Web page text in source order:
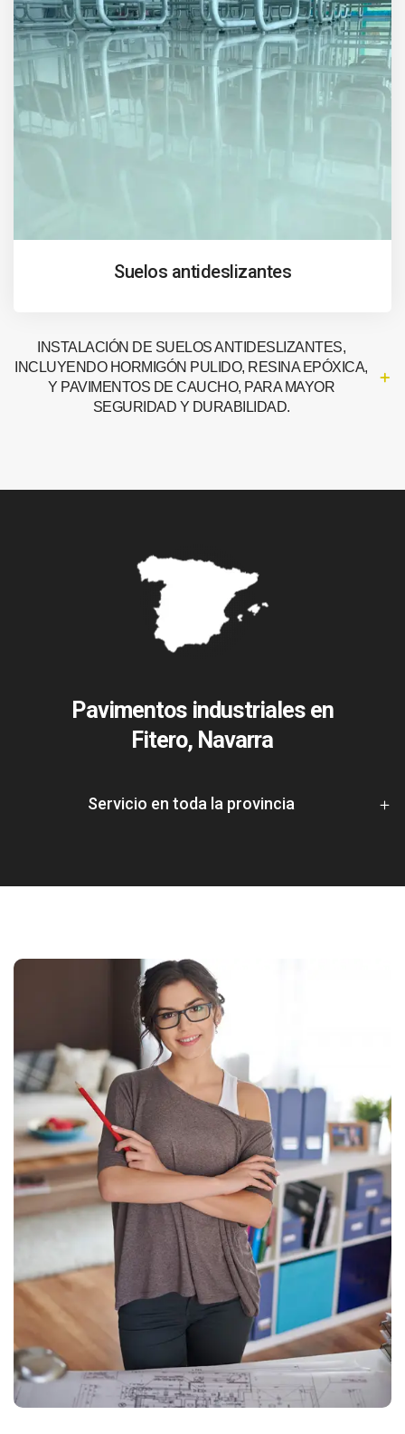
Suelos antideslizantes
INSTALACIÓN DE SUELOS ANTIDESLIZANTES,
INCLUYENDO HORMIGÓN PULIDO, RESINA EPÓXICA,
Y PAVIMENTOS DE CAUCHO, PARA MAYOR
SEGURIDAD Y DURABILIDAD.
Pavimentos industriales en
Fitero, Navarra
Servicio en toda la provincia